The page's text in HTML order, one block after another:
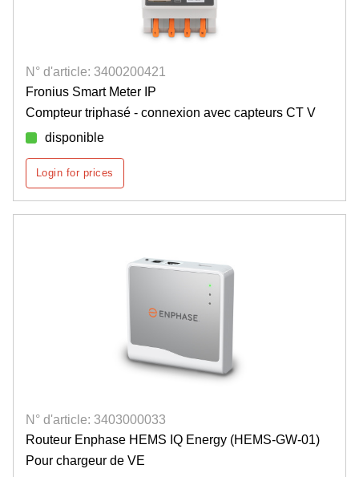
N° d'article: 3400200421
Fronius Smart Meter IP
Compteur triphasé - connexion avec capteurs CT V
disponible
Login for prices
N° d'article: 3403000033
Routeur Enphase HEMS IQ Energy (HEMS-GW-01)
Pour chargeur de VE